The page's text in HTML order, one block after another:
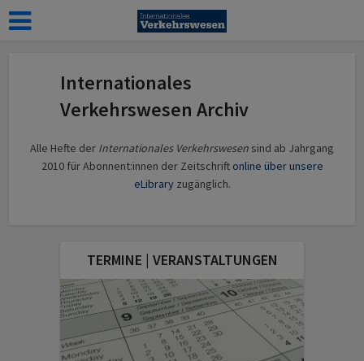
Internationales
Verkehrswesen Archiv
Alle Hefte der Internationales Verkehrswesen sind ab Jahrgang
2010 für Abonnent:innen der Zeitschrift online über unsere
eLibraryzugänglich.
TERMINE | VERANSTALTUNGEN